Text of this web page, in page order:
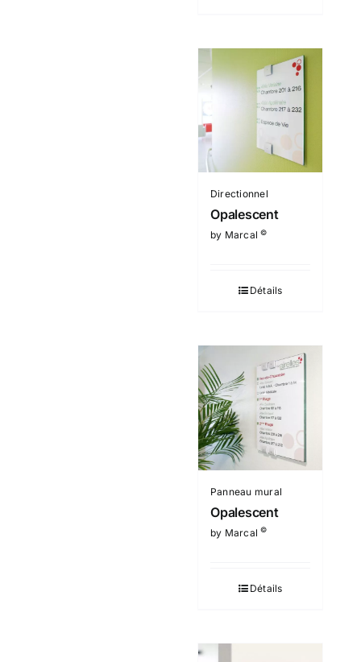
Directionnel
Opalescent
by Marcal©
Détails
Panneau mural
Opalescent
by Marcal©
Détails